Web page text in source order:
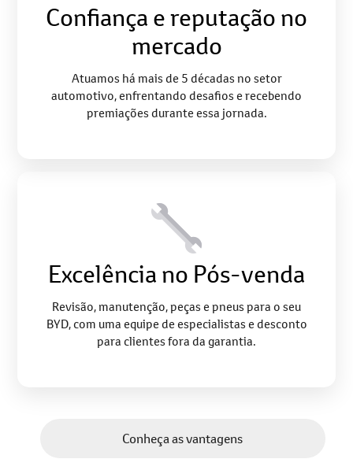
Confiança e reputação no
mercado
Atuamos há mais de 5 décadas no setor
automotivo, enfrentando desafios e recebendo
premiações durante essa jornada.
Excelência no Pós-venda
Revisão, manutenção, peças e pneus para o seu
BYD, com uma equipe de especialistas e desconto
para clientes fora da garantia.
Conheça as vantagens